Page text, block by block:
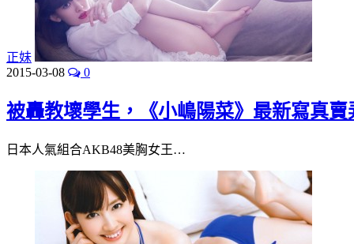
正妹
2015-03-08
0
被轟教壞學生，《小嶋陽菜》最新寫真賣
日本人氣組合AKB48美胸女王…